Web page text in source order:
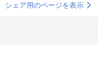
シェア用のページを表示